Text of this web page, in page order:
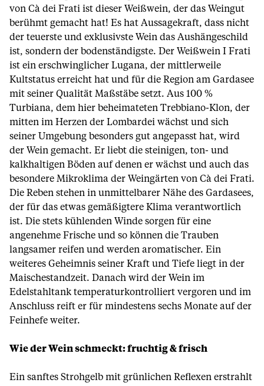
von Cà dei Frati ist dieser Weißwein, der das Weingut
berühmt gemacht hat! Es hat Aussagekraft, dass nicht
der teuerste und exklusivste Wein das Aushängeschild
ist, sondern der bodenständigste. Der Weißwein I Frati
ist ein erschwinglicher Lugana, der mittlerweile
Kultstatus erreicht hat und für die Region am Gardasee
mit seiner Qualität Maßstäbe setzt. Aus 100 %
Turbiana, dem hier beheimateten Trebbiano-Klon, der
mitten im Herzen der Lombardei wächst und sich
seiner Umgebung besonders gut angepasst hat, wird
der Wein gemacht. Er liebt die steinigen, ton- und
kalkhaltigen Böden auf denen er wächst und auch das
besondere Mikroklima der Weingärten von Cà dei Frati.
Die Reben stehen in unmittelbarer Nähe des Gardasees,
der für das etwas gemäßigtere Klima verantwortlich
ist. Die stets kühlenden Winde sorgen für eine
angenehme Frische und so können die Trauben
langsamer reifen und werden aromatischer. Ein
weiteres Geheimnis seiner Kraft und Tiefe liegt in der
Maischestandzeit. Danach wird der Wein im
Edelstahltank temperaturkontrolliert vergoren und im
Anschluss reift er für mindestens sechs Monate auf der
Feinhefe weiter.
Wie der Wein schmeckt: fruchtig & frisch
Ein sanftes Strohgelb mit grünlichen Reflexen erstrahlt